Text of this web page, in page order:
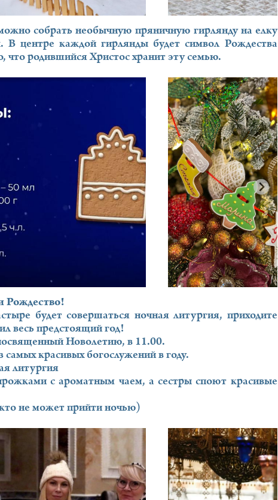
собрать необычную пряничную гирлянду на елку
В центре каждой гирлянды будет символ Рождества
что родившийся Христос хранит эту семью.
Рождество!
будет совершаться ночная литургия, приходите
весь предстоящий год!
Новолетию, в 11.00.
самых красивых богослужений в году.
литургия
с ароматным чаем, а сестры споют красивые
не может прийти ночью)